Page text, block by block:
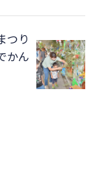
つり
かん